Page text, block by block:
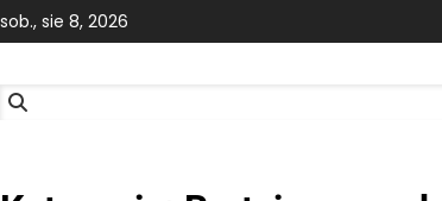
Skip
to
sob., sie 8, 2026